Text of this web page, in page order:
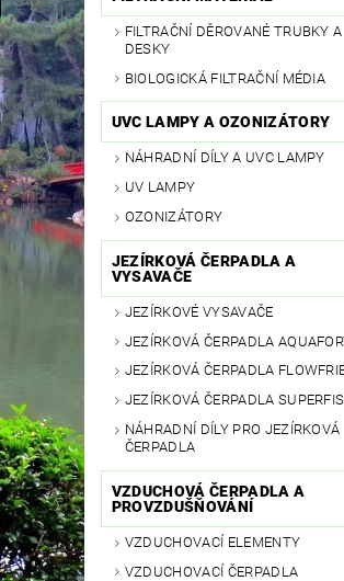
FILTRAČNÍ DĚROVANÉ TRUBKY A
DESKY
BIOLOGICKÁ FILTRAČNÍ MÉDIA
UVC LAMPY A OZONIZÁTORY
NÁHRADNÍ DÍLY A UVC LAMPY
UV LAMPY
OZONIZÁTORY
JEZÍRKOVÁ ČERPADLA A
VYSAVAČE
JEZÍRKOVÉ VYSAVAČE
JEZÍRKOVÁ ČERPADLA
JEZÍRKOVÁ ČERPADLA
JEZÍRKOVÁ ČERPADLA
NÁHRADNÍ DÍLY PRO JEZÍRKOVÁ
ČERPADLA
VZDUCHOVÁ ČERPADLA A
PROVZDUŠŇOVÁNÍ
VZDUCHOVACÍ ELEMENTY
VZDUCHOVACÍ ČERPADLA